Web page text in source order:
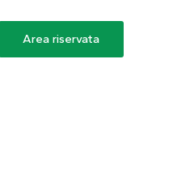
Area riservata